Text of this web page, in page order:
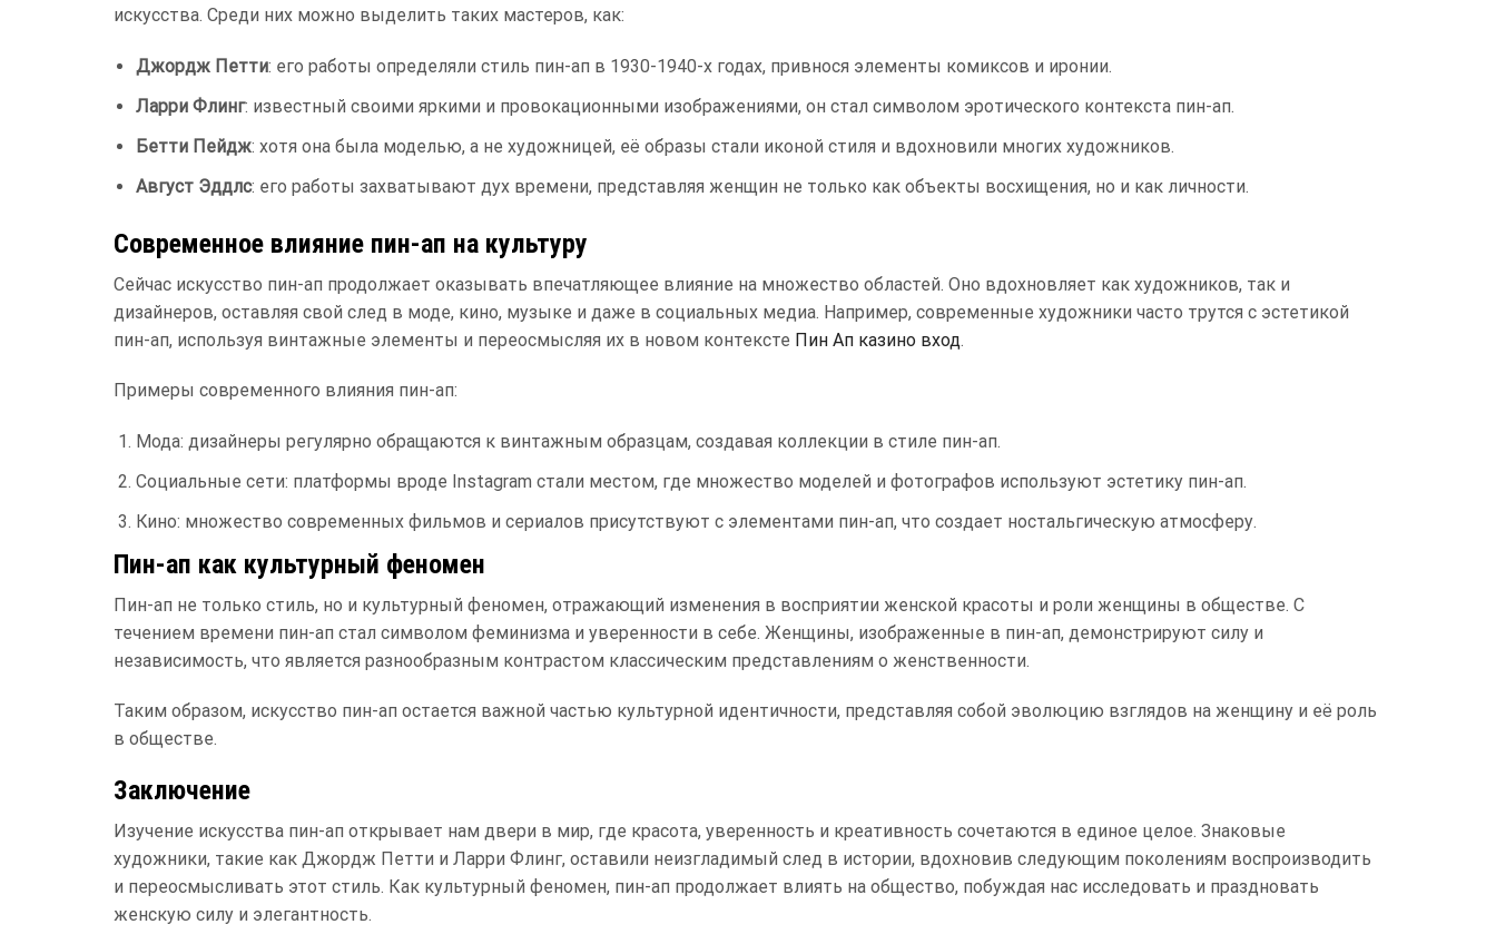
искусства. Среди них можно выделить таких мастеров, как:
Джордж Петти: его работы определяли стиль пин-ап в 1930-1940-х годах, привнося элементы комиксов и иронии.
Ларри Флинг: известный своими яркими и провокационными изображениями, он стал символом эротического контекста пин-ап.
Бетти Пейдж: хотя она была моделью, а не художницей, её образы стали иконой стиля и вдохновили многих художников.
Август Эддлс: его работы захватывают дух времени, представляя женщин не только как объекты восхищения, но и как личности.
Современное влияние пин-ап на культуру
Сейчас искусство пин-ап продолжает оказывать впечатляющее влияние на множество областей. Оно вдохновляет как художников, так и
дизайнеров, оставляя свой след в моде, кино, музыке и даже в социальных медиа. Например, современные художники часто трутся с эстетикой
пин-ап, используя винтажные элементы и переосмысляя их в новом контексте Пин Ап казино вход.
Примеры современного влияния пин-ап:
Мода: дизайнеры регулярно обращаются к винтажным образцам, создавая коллекции в стиле пин-ап.
Социальные сети: платформы вроде Instagram стали местом, где множество моделей и фотографов используют эстетику пин-ап.
Кино: множество современных фильмов и сериалов присутствуют с элементами пин-ап, что создает ностальгическую атмосферу.
Пин-ап как культурный феномен
Пин-ап не только стиль, но и культурный феномен, отражающий изменения в восприятии женской красоты и роли женщины в обществе. С
течением времени пин-ап стал символом феминизма и уверенности в себе. Женщины, изображенные в пин-ап, демонстрируют силу и
независимость, что является разнообразным контрастом классическим представлениям о женственности.
Таким образом, искусство пин-ап остается важной частью культурной идентичности, представляя собой эволюцию взглядов на женщину и её роль
в обществе.
Заключение
Изучение искусства пин-ап открывает нам двери в мир, где красота, уверенность и креативность сочетаются в единое целое. Знаковые
художники, такие как Джордж Петти и Ларри Флинг, оставили неизгладимый след в истории, вдохновив следующим поколениям воспроизводить
и переосмысливать этот стиль. Как культурный феномен, пин-ап продолжает влиять на общество, побуждая нас исследовать и праздновать
женскую силу и элегантность.